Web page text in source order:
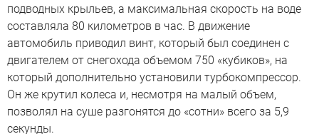
подводных крыльев, а максимальная скорость на воде
составляла 80 километров в час. В движение
автомобиль приводил винт, который был соединен с
двигателем от снегохода объемом 750 «кубиков», на
который дополнительно установили турбокомпрессор.
Он же крутил колеса и, несмотря на малый объем,
позволял на суше разгонятся до «сотни» всего за 5,9
секунды.